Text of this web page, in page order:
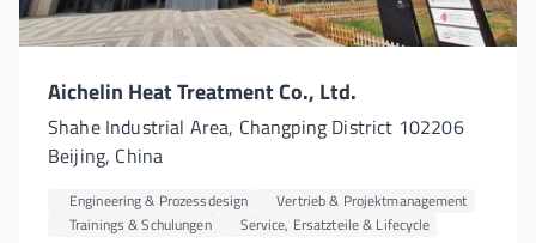
Aichelin Heat Treatment Co., Ltd.
Shahe Industrial Area, Changping District 102206
Beijing, China
Engineering & Prozessdesign
Vertrieb & Projektmanagement
Trainings & Schulungen
Service, Ersatzteile & Lifecycle